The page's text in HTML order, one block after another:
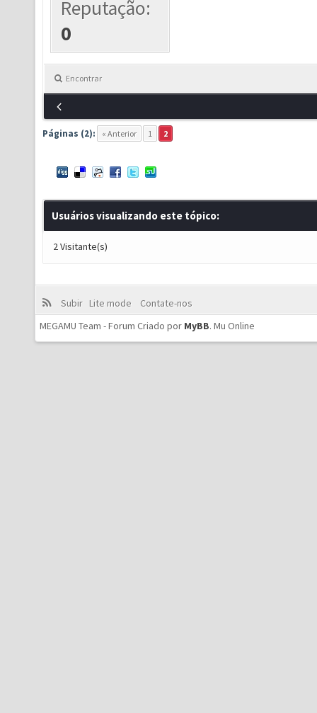
Reputação:
0
Encontrar
Páginas (2): « Anterior 1 2
Usuários visualizando este tópico:
2 Visitante(s)
Subir Lite mode
Contate-nos
MEGAMU Team - Forum Criado por MyBB. Mu Online